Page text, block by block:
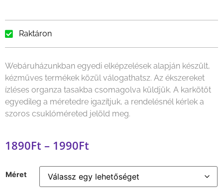
Raktáron
Webáruházunkban egyedi elképzelések alapján készült,
kézműves termékek közül válogathatsz. Az ékszereket
ízléses organza tasakba csomagolva küldjük. A karkötőt
egyedileg a méretedre igazítjuk, a rendelésnél kérlek a
szoros csuklóméreted jelöld meg.
1890Ft – 1990Ft
Méret